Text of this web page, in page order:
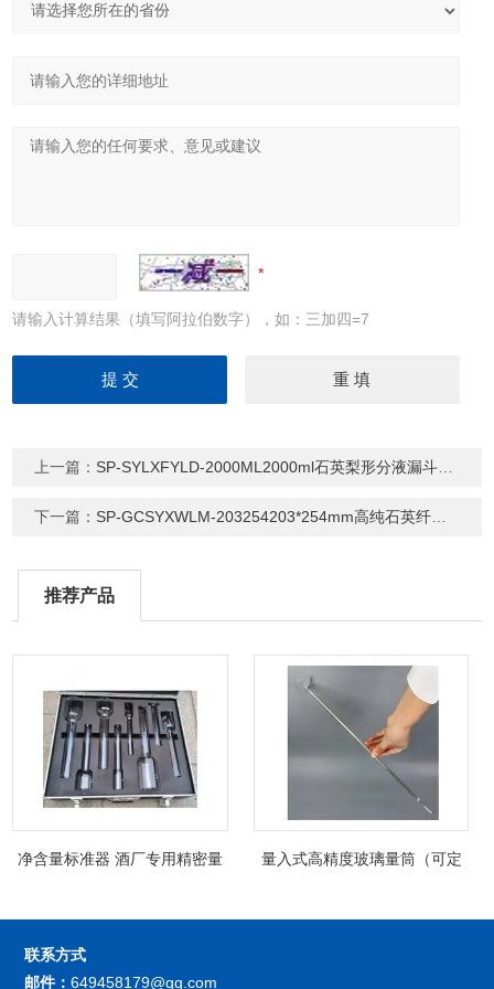
请输入计算结果（填写阿拉伯数字），如：三加四=7
上一篇： SP-SYLXFYLD-2000ML2000ml石英梨形分液漏斗（可定制）
下一篇： SP-GCSYXWLM-203254203*254mm高纯石英纤维滤膜二噁英采样
推荐产品
净含量标准器 酒厂专用精密量
量入式高精度玻璃量筒（可定
联系方式
邮件：649458179@qq.com